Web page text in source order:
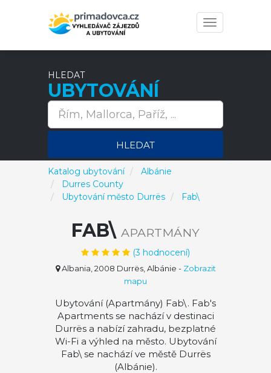
Toggle
navigation
HLEDAT
UBYTOVÁNÍ
HLEDAT
Katalog ubytování
Albánie
Durres County
Ubytování město Durrës
Fab\
FAB\ APARTMÁNY
(3 hodnocení)
Albania, 2008 Durrës, Albánie - Zobrazit
mapu
Ubytování (Apartmány) Fab\. Fab's
Apartments se nachází v destinaci
Durrës a nabízí zahradu, bezplatné
Wi-Fi a výhled na město. Ubytování
Fab\ se nachází ve městě Durrës
(Albánie).